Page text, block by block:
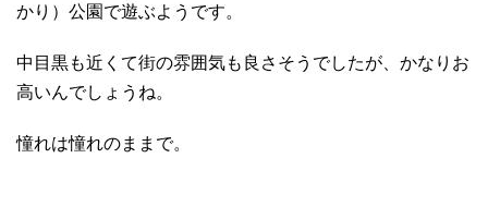
かり）公園で遊ぶようです。
中目黒も近くて街の雰囲気も良さそうでしたが、かなりお
高いんでしょうね。
憧れは憧れのままで。